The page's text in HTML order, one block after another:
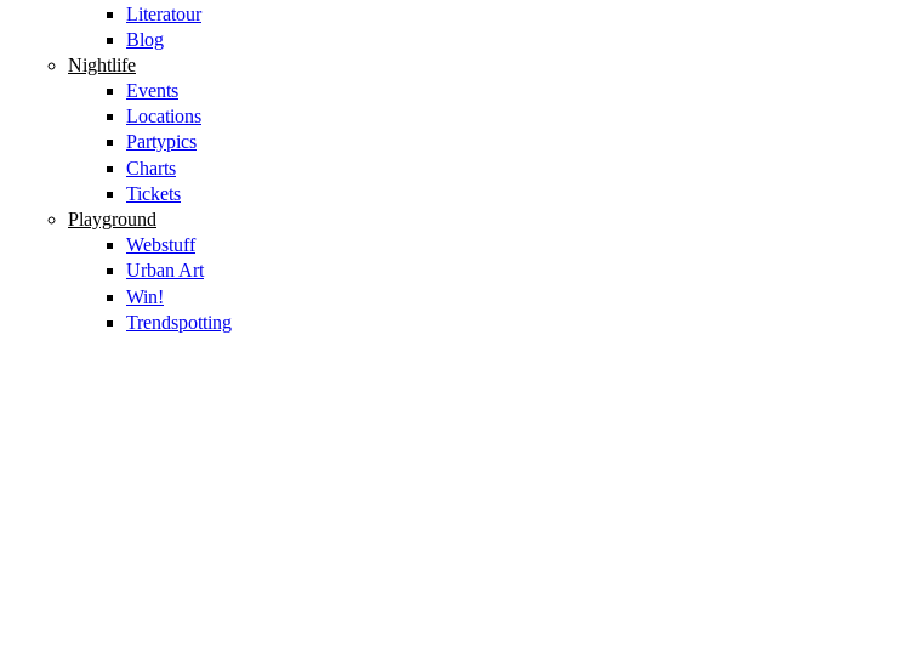
Literatour
Blog
Nightlife
Events
Locations
Partypics
Charts
Tickets
Playground
Webstuff
Urban Art
Win!
Trendspotting